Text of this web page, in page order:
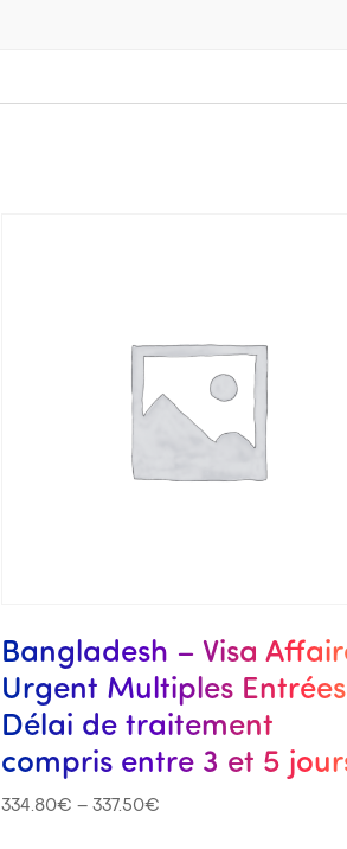
Bangladesh – Visa
Urgent Multiples
Délai de traitement
compris entre 3 et 5
334.80€ –337.50€